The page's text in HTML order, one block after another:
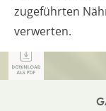
zugeführten
verwerten.